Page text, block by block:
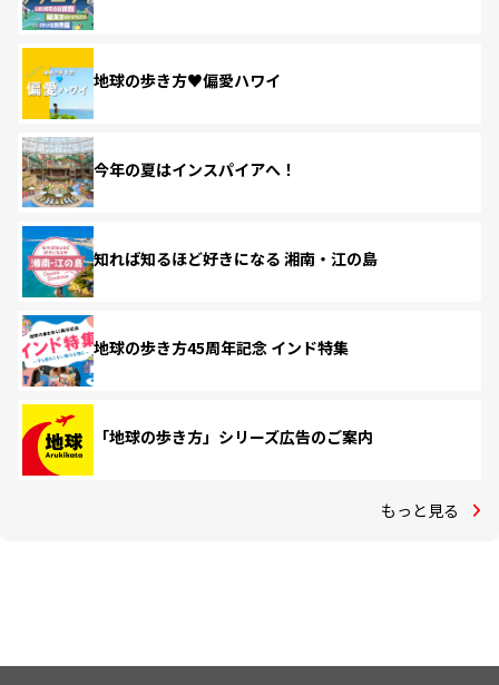
地球の歩き方♥偏愛ハワイ
今年の夏はインスパイアへ！
知れば知るほど好きになる 湘南・江の島
地球の歩き方45周年記念 インド特集
「地球の歩き方」シリーズ広告のご案内
もっと見る